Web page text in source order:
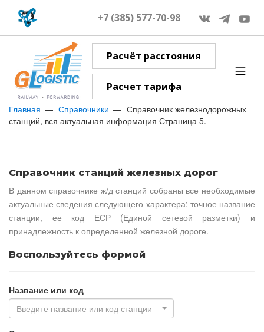
+7 (385) 577-70-98
Расчёт расстояния
Расчет тарифа
Главная Справочники
Справочник железнодорожных
станций, вся актуальная информация Страница 5.
Справочник станций железных дорог
В данном справочнике ж/д станций собраны все необходимые
актуальные сведения следующего характера: точное название
станции, ее код ЕСР (Единой сетевой разметки) и
принадлежность к определенной железной дороге.
Воспользуйтесь формой
Название или код
Введите название или код станции